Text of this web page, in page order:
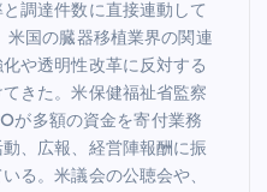
調達件数に直接連動して
米国の臓器移植業界の関連
や透明性改革に反対する
きた。米保健福祉省監察
が多額の資金を寄付業務
、広報、経営陣報酬に振
る。米議会の公聴会や、